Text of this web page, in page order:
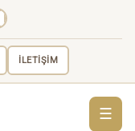
İLETİŞİM
☰